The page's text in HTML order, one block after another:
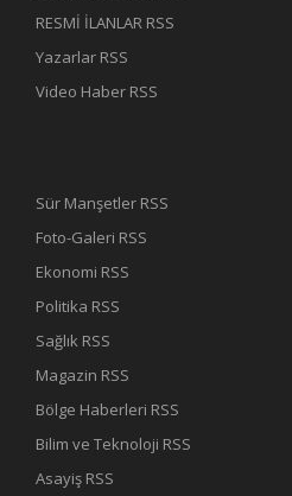
RESMİ İLANLAR RSS
Yazarlar RSS
Video Haber RSS
Sür Manşetler RSS
Foto-Galeri RSS
Ekonomi RSS
Politika RSS
Sağlık RSS
Magazin RSS
Bölge Haberleri RSS
Bilim ve Teknoloji RSS
Asayiş RSS